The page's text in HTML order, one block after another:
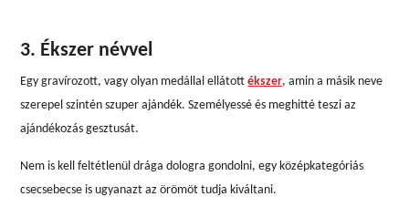
3. Ékszer névvel
Egy gravírozott, vagy olyan medállal ellátottékszer, amin a másik neve
szerepel szintén szuper ajándék. Személyessé és meghitté teszi az
ajándékozás gesztusát.
Nem is kell feltétlenül drága dologra gondolni, egy középkategóriás
csecsebecse is ugyanazt az örömöt tudja kiváltani.